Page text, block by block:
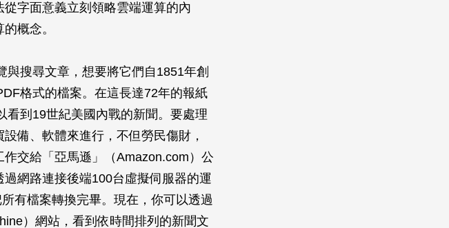
字面意義立刻領略雲端運算的內
概念。
搜尋文章，想要將它們自1851年創
格式的檔案。在這長達72年的報紙
看到19世紀美國內戰的新聞。要處理
備、軟體來進行，不但勞民傷財，
交給「亞馬遜」（Amazon.com）公
網路連接後端100台虛擬伺服器的運
有檔案轉換完畢。現在，你可以透過
）網站，看到依時間排列的新聞文